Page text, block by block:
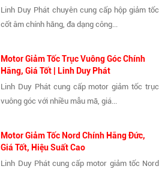
Linh Duy Phát chuyên cung cấp hộp giảm tốc
cốt âm chính hãng, đa dạng công...
Motor Giảm Tốc Trục Vuông Góc Chính
Hãng, Giá Tốt | Linh Duy Phát
Linh Duy Phát cung cấp motor giảm tốc trục
vuông góc với nhiều mẫu mã, giá...
Motor Giảm Tốc Nord Chính Hãng Đức,
Giá Tốt, Hiệu Suất Cao
Linh Duy Phát cung cấp motor giảm tốc Nord